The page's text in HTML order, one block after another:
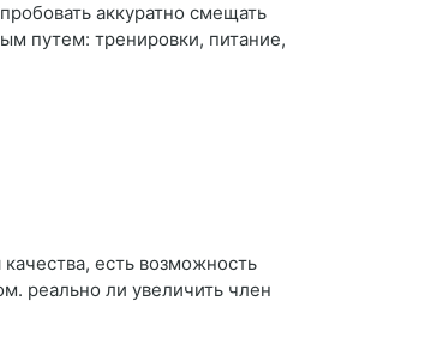
аккуратно смещать
путем: тренировки, питание,
есть возможность
реально ли увеличить член